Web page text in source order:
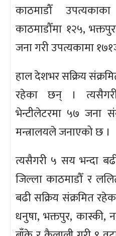
काठमाडौँ
काठमाडौँमा १२५,
जना गरी उपत्यकामा
हाल देशभर सक्रिय
रहेका छन् ।
भेन्टीलेटरमा ५७ जना
मन्त्रालयले जनाएको छ ।
त्यसैगरी ५ सय भन्दा
जिल्ला काठमाडौँ र
बढी सक्रिय संक्रमित
धनुषा, भक्तपुर, कास्की,